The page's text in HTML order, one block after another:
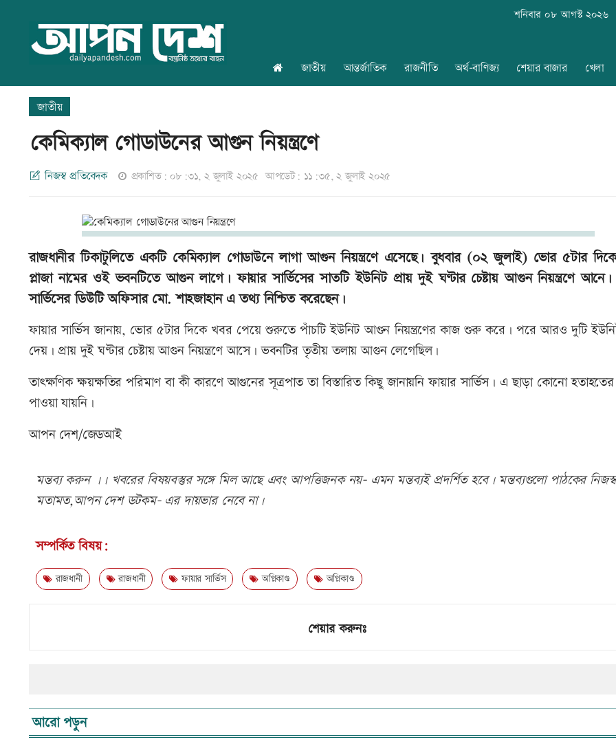
শনিবার ০৮ আগস্ট ২০২৬
জাতীয় আন্তর্জাতিক রাজনীতি অর্থ-বাণিজ্য শেয়ার বাজার খেলা
জাতীয়
কেমিক্যাল গোডাউনের আগুন নিয়ন্ত্রণে
নিজস্ব প্রতিবেদক প্রকাশিত: ০৮:৩১, ২ জুলাই ২০২৫ আপডেট: ১১:৩৫, ২ জুলাই ২০২৫
রাজধানীর টিকাটুলিতে একটি কেমিক্যাল গোডাউনে লাগা আগুন নিয়ন্ত্রণে এসেছে। বুধবার (০২ জুলাই) ভোর ৫টার
প্লাজা নামের ওই ভবনটিতে আগুন লাগে। ফায়ার সার্ভিসের সাতটি ইউনিট প্রায় দুই ঘণ্টার চেষ্টায় আগুন নিয়ন্ত্রণে আনে।
সার্ভিসের ডিউটি অফিসার মো. শাহজাহান এ তথ্য নিশ্চিত করেছেন।
ফায়ার সার্ভিস জানায়, ভোর ৫টার দিকে খবর পেয়ে শুরুতে পাঁচটি ইউনিট আগুন নিয়ন্ত্রণের কাজ শুরু করে। পরে আরও দুটি
দেয়। প্রায় দুই ঘণ্টার চেষ্টায় আগুন নিয়ন্ত্রণে আসে। ভবনটির তৃতীয় তলায় আগুন লেগেছিল।
তাৎক্ষণিক ক্ষয়ক্ষতির পরিমাণ বা কী কারণে আগুনের সূত্রপাত তা বিস্তারিত কিছু জানায়নি ফায়ার সার্ভিস। এ ছাড়া কোনো
পাওয়া যায়নি।
আপন দেশ/জেডআই
মন্তব্য করুন ।। খবরের বিষয়বস্তুর সঙ্গে মিল আছে এবং আপত্তিজনক নয়- এমন মন্তব্যই প্রদর্শিত হবে। মন্তব্যগুলো পাঠকের নিজস্ব
মতামত,আপন দেশ ডটকম- এর দায়ভার নেবে না।
সম্পর্কিত বিষয়:
রাজধানী রাজধানী ফায়ার সার্ভিস অগ্নিকাণ্ড অগ্নিকাণ্ড
শেয়ার করুনঃ
আরো পড়ুন